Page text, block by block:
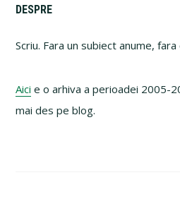
Primary
Sidebar
DESPRE
Scriu. Fara un subiect anume,
Aici e o arhiva a perioadei 2005-
mai des pe blog.